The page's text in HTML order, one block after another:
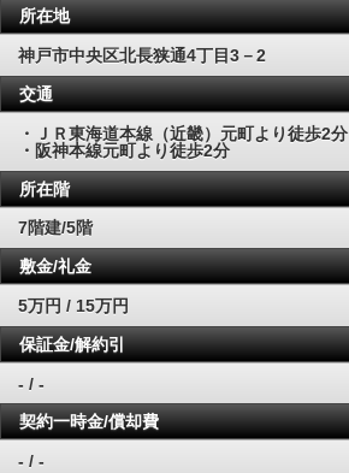
所在地
神戸市中央区北長狭通4丁目3－2
交通
・ＪＲ東海道本線（近畿）元町より徒歩2分
・阪神本線元町より徒歩2分
所在階
7階建/5階
敷金/礼金
5万円 / 15万円
保証金/解約引
- / -
契約一時金/償却費
- / -